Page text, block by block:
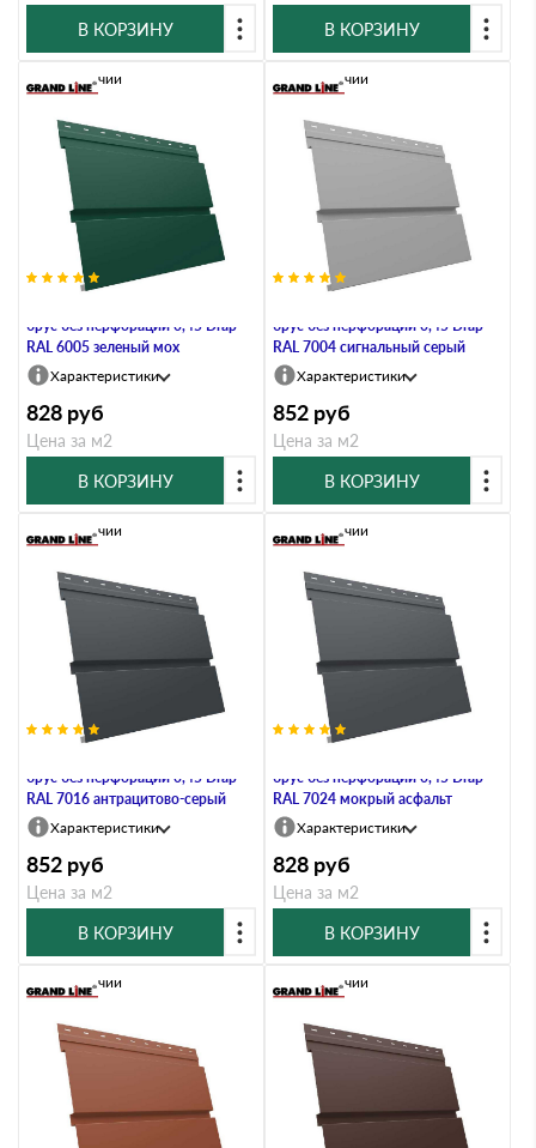
В КОРЗИНУ
В КОРЗИНУ
брус без перфорации 0,45 Drap
RAL 6005 зеленый мох
В наличии
Характеристики
828 руб
Цена за м2
В КОРЗИНУ
брус без перфорации 0,45 Drap
RAL 7004 сигнальный серый
В наличии
Характеристики
852 руб
Цена за м2
В КОРЗИНУ
брус без перфорации 0,45 Drap
RAL 7016 антрацитово-серый
В наличии
Характеристики
852 руб
Цена за м2
В КОРЗИНУ
брус без перфорации 0,45 Drap
RAL 7024 мокрый асфальт
В наличии
Характеристики
828 руб
Цена за м2
В КОРЗИНУ
В наличии В наличии